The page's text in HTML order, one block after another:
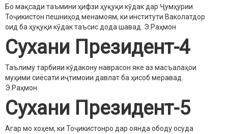
Бо мақсади таъмини ҳифзи ҳуқуқи кӯдак дар Ҷумҳурии
Тоҷикистон пешниҳод менамоям, ки институти Ваколатдор
оид ба ҳуқуқи кӯдак таъсис дода шавад. Э.Раҳмон
Сухани Президент-4
Таълиму тарбияи кӯдакону наврасон яке аз масъалаҳои
муҳими сиёсати иҷтимоии давлат ба ҳисоб меравад.
Э.Раҳмон
Сухани Президент-5
Агар мо хоҳем, ки Тоҷикистонро дар оянда ободу осуда